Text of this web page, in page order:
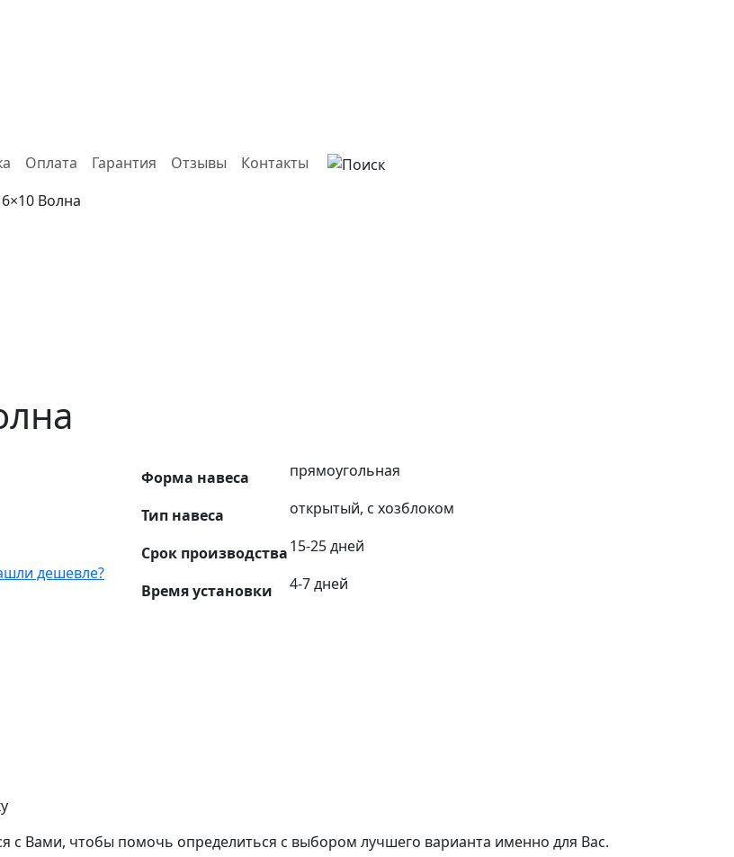
Оплата Гарантия Отзывы
Контакты
Волна
дешевле?
Форма навеса прямоугольная
Тип навеса открытый, с хозблоком
Срок производства15-25 дней
Время установки 4-7 дней
с Вами, чтобы помочь определиться с выбором лучшего варианта именно для Вас.